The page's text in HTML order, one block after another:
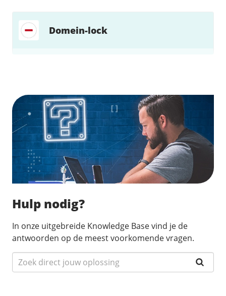
Domein-lock
Hulp nodig?
In onze uitgebreide Knowledge Base vind je de
antwoorden op de meest voorkomende vragen.